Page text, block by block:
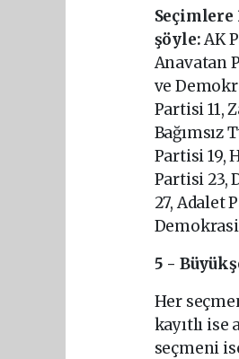
Seçimlere
şöyle:AK
Anavatan
ve
Partisi 11,
Bağımsız
Partisi 19,
Partisi 23,
27, Adalet
Demokrasi
5 -
Her
kayıtlı
seçmeni